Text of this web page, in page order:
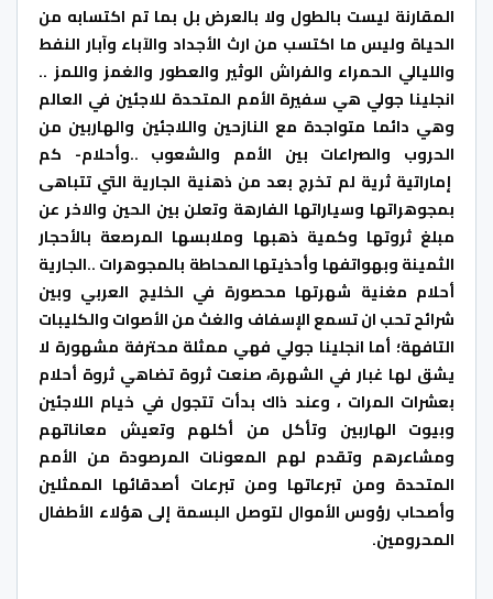
المقارنة ليست بالطول ولا بالعرض بل بما تم اكتسابه من
الحياة وليس ما اكتسب من ارث الأجداد والآباء وآبار النفط
والليالي الحمراء والفراش الوثير والعطور والغمز واللمز ..
انجلينا جولي هي سفيرة الأمم المتحدة للاجئين في العالم
وهي دائما متواجدة مع النازحين واللاجئين والهاربين من
الحروب والصراعات بين الأمم والشعوب ..وأحلام- كم
إماراتية ثرية لم تخرج بعد من ذهنية الجارية التي تتباهى
بمجوهراتها وسياراتها الفارهة وتعلن بين الحين والاخر عن
مبلغ ثروتها وكمية ذهبها وملابسها المرصعة بالأحجار
الثمينة وبهواتفها وأحذيتها المحاطة بالمجوهرات ..الجارية
أحلام مغنية شهرتها محصورة في الخليج العربي وبين
شرائح تحب ان تسمع الإسفاف والغث من الأصوات والكليبات
التافهة؛ أما انجلينا جولي فهي ممثلة محترفة مشهورة لا
يشق لها غبار في الشهرة، صنعت ثروة تضاهي ثروة أحلام
بعشرات المرات ، وعند ذاك بدأت تتجول في خيام اللاجئين
وبيوت الهاربين وتأكل من أكلهم وتعيش معاناتهم
ومشاعرهم وتقدم لهم المعونات المرصودة من الأمم
المتحدة ومن تبرعاتها ومن تبرعات أصدقائها الممثلين
وأصحاب رؤوس الأموال لتوصل البسمة إلى هؤلاء الأطفال
المحرومين.